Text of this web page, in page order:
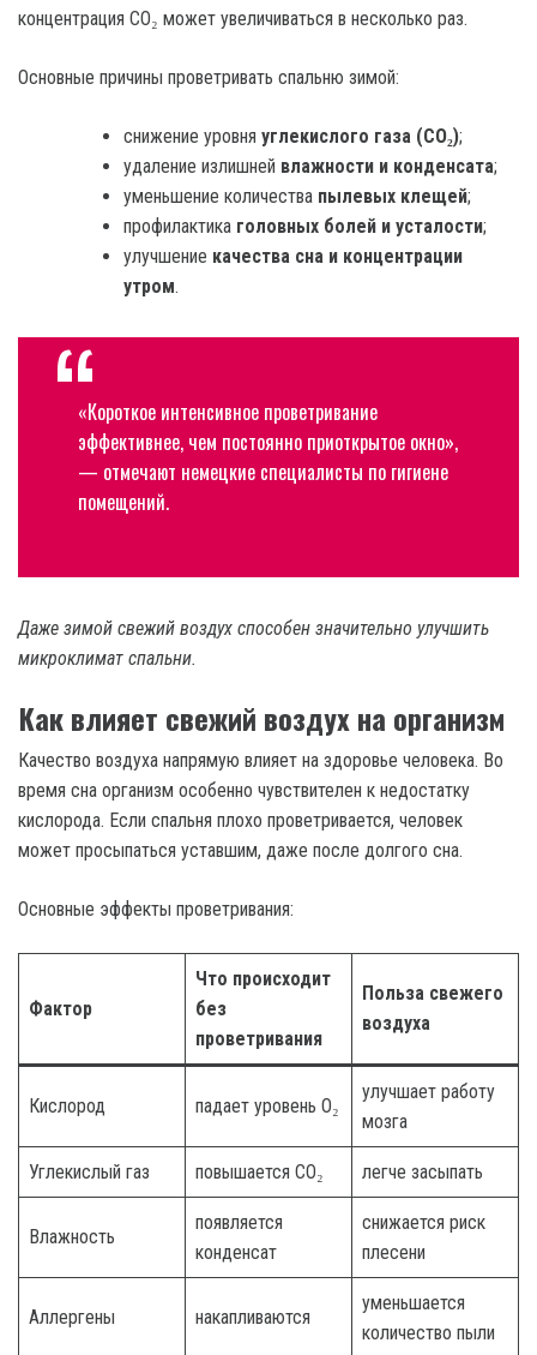
концентрация CO₂ может увеличиваться в несколько раз.
Основные причины проветривать спальню зимой:
снижение уровня углекислого газа (CO₂);
удаление излишней влажности и конденсата;
уменьшение количества пылевых клещей;
профилактика головных болей и усталости;
улучшение качества сна и концентрации
утром.
«Короткое интенсивное проветривание
эффективнее, чем постоянно приоткрытое окно»,
— отмечают немецкие специалисты по гигиене
помещений.
Даже зимой свежий воздух способен значительно улучшить
микроклимат спальни.
Как влияет свежий воздух на организм
Качество воздуха напрямую влияет на здоровье человека. Во
время сна организм особенно чувствителен к недостатку
кислорода. Если спальня плохо проветривается, человек
может просыпаться уставшим, даже после долгого сна.
Основные эффекты проветривания:
Фактор
Что происходит
без
проветривания
Польза свежего
воздуха
Кислород падает уровень O₂
улучшает работу
мозга
Углекислый газ повышается CO₂ легче засыпать
Влажность
появляется
конденсат
снижается риск
плесени
Аллергены накапливаются
уменьшается
количество пыли